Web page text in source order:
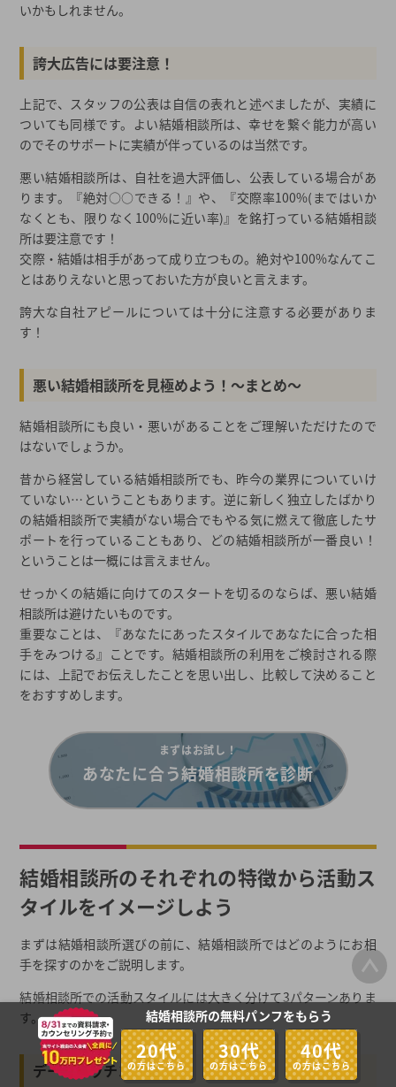
いかもしれません。
誇大広告には要注意！
上記で、スタッフの公表は自信の表れと述べましたが、実績に
ついても同様です。よい結婚相談所は、幸せを繋ぐ能力が高い
のでそのサポートに実績が伴っているのは当然です。
悪い結婚相談所は、自社を過大評価し、公表している場合があ
ります。『絶対○○できる！』や、『交際率100%(まではいか
なくとも、限りなく100%に近い率)』を銘打っている結婚相談
所は要注意です！
交際・結婚は相手があって成り立つもの。絶対や100%なんてこ
とはありえないと思っておいた方が良いと言えます。
誇大な自社アピールについては十分に注意する必要がありま
す！
悪い結婚相談所を見極めよう！～まとめ～
結婚相談所にも良い・悪いがあることをご理解いただけたので
はないでしょうか。
昔から経営している結婚相談所でも、昨今の業界についていけ
ていない…ということもあります。逆に新しく独立したばかり
の結婚相談所で実績がない場合でもやる気に燃えて徹底したサ
ポートを行っていることもあり、どの結婚相談所が一番良い！
ということは一概には言えません。
せっかくの結婚に向けてのスタートを切るのならば、悪い結婚
相談所は避けたいものです。
重要なことは、『あなたにあったスタイルであなたに合った相
手をみつける』ことです。結婚相談所の利用をご検討される際
には、上記でお伝えしたことを思い出し、比較して決めること
をおすすめします。
まずはお試し！
あなたに合う結婚相談所を診断
結婚相談所のそれぞれの特徴から活動ス
タイルをイメージしよう
まずは結婚相談所選びの前に、結婚相談所ではどのようにお相
手を探すのかをご説明します。
結婚相談所での活動スタイルには大きく分けて3パターンありま
す。
データマッチング型
結婚相談所の無料パンフをもらう
20代
の方はこちら
30代
の方はこちら
40代
の方はこちら